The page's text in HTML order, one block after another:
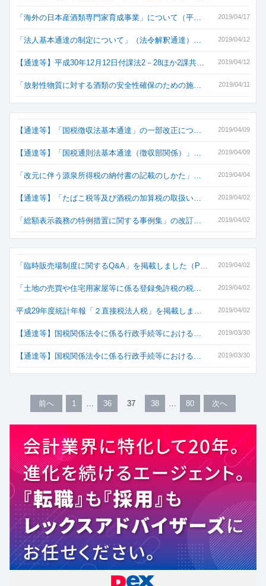
2019/04/17
「海外の日本産酒類専門家育成事業」について（平…
2019/04/12
「法人基本通達の制定について」（法令解釈通達）…
2019/04/12
【通達等】平成30年12月12日付課法2－28ほか2課共…
2019/04/11
「放射性物質に対する酒類の安全性確保のための施…
2019/04/09
【通達等】「国税徴収法基本通達」の一部改正につ…
2019/04/09
【通達等】「国税通則法基本通達（徴収部関係）」…
2019/04/04
「改元に伴う源泉所得税の納付書の記載のしかた」…
2019/04/02
【通達等】「たばこ税等及び酒税の加算税の取扱い…
2019/04/02
「総額表示義務の特例措置に関する事例集」の改訂…
2019/04/02
「臨時販売場制度に関するQ&A」を掲載しました（P…
2019/04/02
「土地の売買や住宅用家屋等に係る登録免許税の税…
2019/04/02
平成29年度統計年報「２直接税法人税」を掲載しま…
2019/03/30
【通達等】国税関係法令に係る行政手続等における…
2019/03/30
【通達等】国税関係法令に係る行政手続等における…
前へ 1 36 37 38 80 次へ